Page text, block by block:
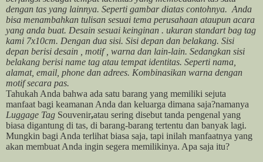
dengan tas yang lainnya. Seperti gambar diatas contohnya. Anda
bisa menambahkan tulisan sesuai tema perusahaan ataupun acara
yang anda buat. Desain sesuai keinginan . ukuran standart bag tag
kami 7x10cm. Dengan dua sisi. Sisi depan dan belakang. Sisi
depan berisi desain , motif , warna dan lain-lain. Sedangkan sisi
belakang berisi name tag atau tempat identitas. Seperti nama,
alamat, email, phone dan adrees. Kombinasikan warna dengan
motif secara pas.
Tahukah Anda bahwa ada satu barang yang memiliki sejuta
manfaat bagi keamanan Anda dan keluarga dimana saja?namanya
Luggage Tag Souvenir,atau sering disebut tanda pengenal yang
biasa digantung di tas, di barang-barang tertentu dan banyak lagi.
Mungkin bagi Anda terlihat biasa saja, tapi inilah manfaatnya yang
akan membuat Anda ingin segera memilikinya. Apa saja itu?